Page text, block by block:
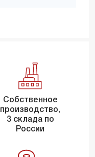
Собственное
производство,
3 склада по
России